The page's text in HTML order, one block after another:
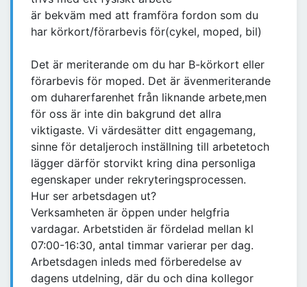
är bekväm med att framföra fordon som du
har körkort/förarbevis för(cykel, moped, bil)
Det är meriterande om du har B-körkort eller
förarbevis för moped. Det är ävenmeriterande
om duharerfarenhet från liknande arbete,men
för oss är inte din bakgrund det allra
viktigaste. Vi värdesätter ditt engagemang,
sinne för detaljeroch inställning till arbetetoch
lägger därför storvikt kring dina personliga
egenskaper under rekryteringsprocessen.
Hur ser arbetsdagen ut?
Verksamheten är öppen under helgfria
vardagar. Arbetstiden är fördelad mellan kl
07:00-16:30, antal timmar varierar per dag.
Arbetsdagen inleds med förberedelse av
dagens utdelning, där du och dina kollegor